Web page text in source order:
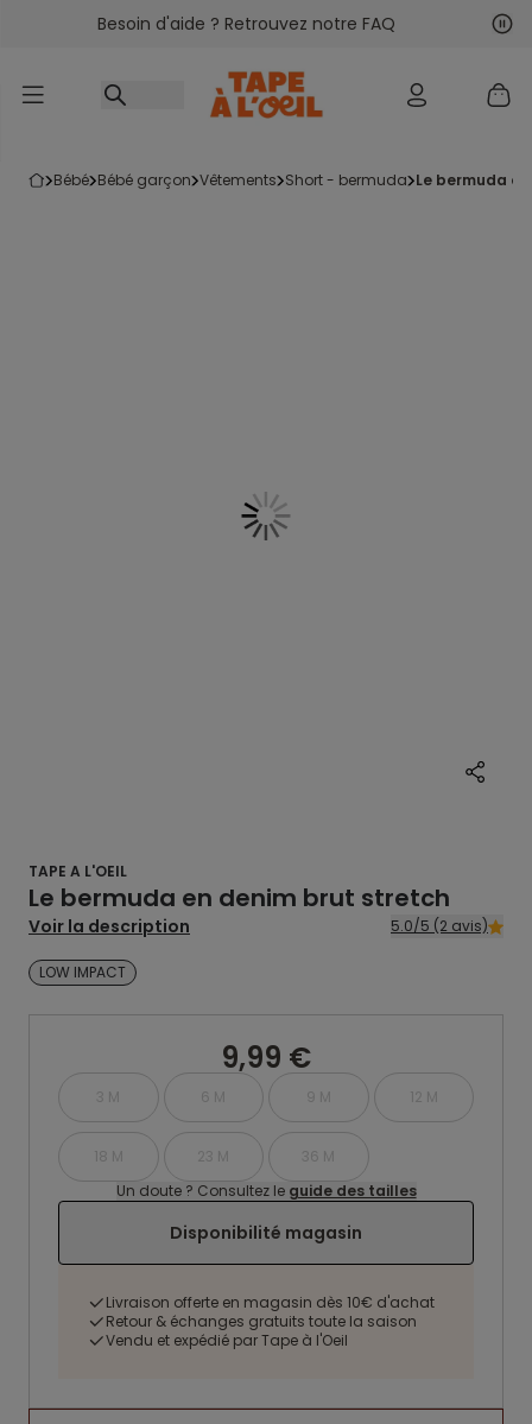
Accéder au contenu
Besoin d'aide ? Retrouvez notre FAQ
bébé bébé garçon vêtements short - bermuda le bermuda
TAPE A L'OEIL
Le bermuda en denim brut stretch
Voir la description 5.0/5 (2 avis)
LOW IMPACT
9,99 €
3 M 6 M 9 M 12 M
18 M 23 M
36 M
Un doute ? Consultez le guide des tailles
Disponibilité magasin
Livraison offerte en magasin dès 10€ d'achat
Retour & échanges gratuits toute la saison
Vendu et expédié par Tape à l'Oeil